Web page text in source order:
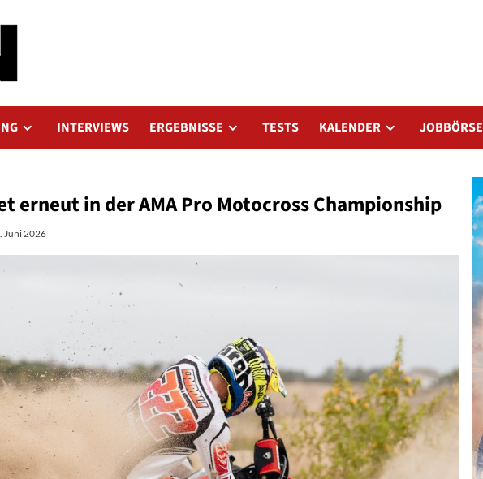
INTERVIEWS ERGEBNISSE TESTS KALENDER JOBBÖRSE
erneut in der AMA Pro Motocross Championship
Juni 2026